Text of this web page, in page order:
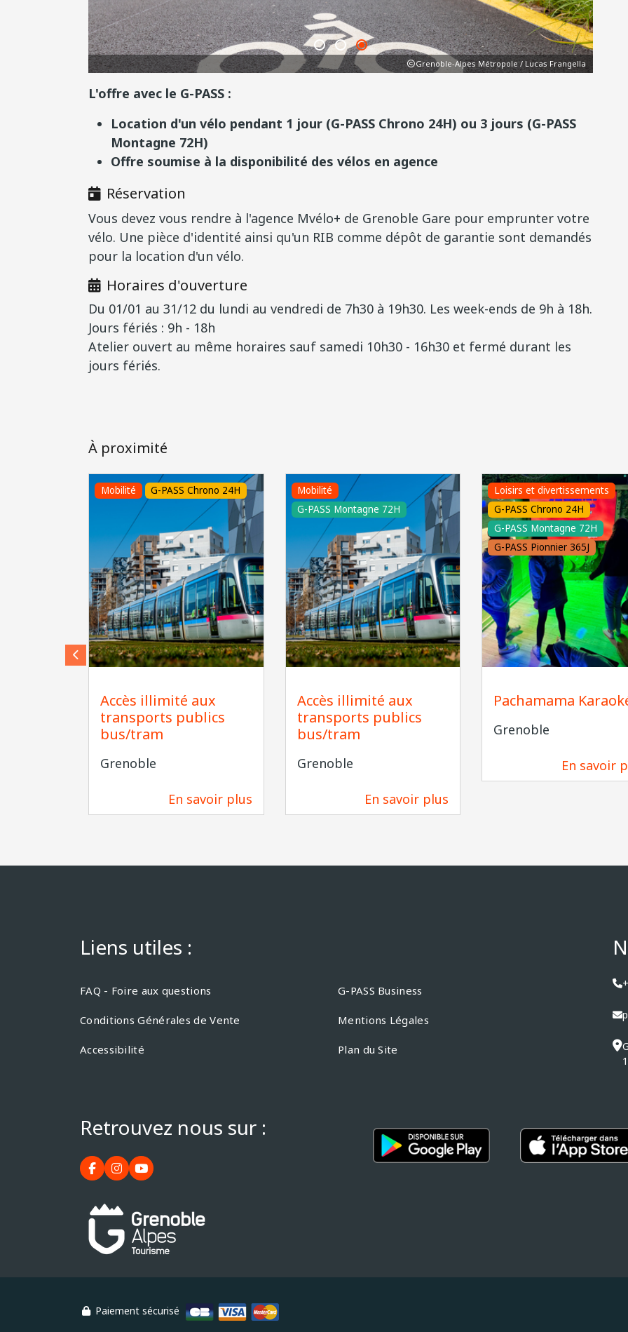
Grenoble-Alpes Métropole / Lucas Frangella
L'offre avec le G-PASS :
Location d'un vélo pendant 1 jour (G-PASS Chrono 24H) ou 3 jours (G-PASS
Montagne 72H)
Offre soumise à la disponibilité des vélos en agence
Réservation
Vous devez vous rendre à l'agence Mvélo+ de Grenoble Gare pour emprunter votre
vélo. Une pièce d'identité ainsi qu'un RIB comme dépôt de garantie sont demandés
pour la location d'un vélo.
Horaires d'ouverture
Du 01/01 au 31/12 du lundi au vendredi de 7h30 à 19h30. Les week-ends de 9h à 18h.
Jours fériés : 9h - 18h
Atelier ouvert au même horaires sauf samedi 10h30 - 16h30 et fermé durant les
jours fériés.
À proximité
Mobilité G-PASS Chrono 24H
Accès illimité aux
transports publics
bus/tram
Grenoble
En savoir plus
Mobilité
G-PASS Montagne 72H
Accès illimité aux
transports publics
bus/tram
Grenoble
En savoir plus
Loisirs et divertissements
G-PASS Chrono 24H
G-PASS Montagne 72H
G-PASS Pionnier 365J
Pachamama
Grenoble
En savoir
Liens utiles :
FAQ - Foire aux questions G-PASS Business
Conditions Générales de Vente Mentions Légales
Accessibilité Plan du Site
Retrouvez nous sur :
Paiement sécurisé